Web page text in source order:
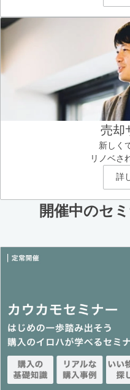
売却
新しく
リノベさ
詳
開催中のセ